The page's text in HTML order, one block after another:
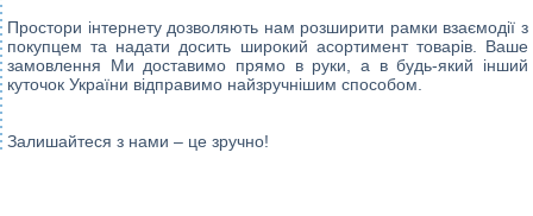
Простори інтернету дозволяють нам розширити рамки взаємодії з
покупцем та надати досить широкий асортимент товарів. Ваше
замовлення Ми доставимо прямо в руки, а в будь-який інший
куточок України відправимо найзручнішим способом.
Залишайтеся з нами – це зручно!